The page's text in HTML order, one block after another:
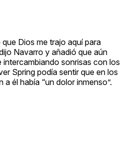
Dios me trajo aquí para
Navarro y añadió que aún
intercambiando sonrisas con los
Spring podía sentir que en los
él había “un dolor inmenso”.